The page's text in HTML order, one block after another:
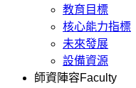
教育目標
核心能力指標
未來發展
設備資源
師資陣容Faculty